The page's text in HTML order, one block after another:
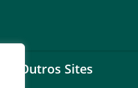
Outros Sites